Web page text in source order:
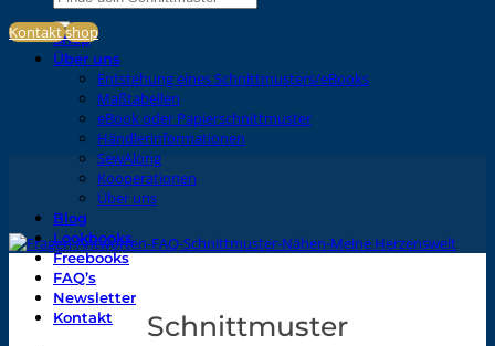
nach:
Shop
Über uns
Entstehung eines Schnittmusters/eBooks
Maßtabellen
eBook oder Papierschnittmuster
Händlerinformationen
SewAlong
Kooperationen
Über uns
Blog
Lookbooks
Freebooks
FAQ’s
Newsletter
Kontakt
Kontaktshop
Schnittmuster